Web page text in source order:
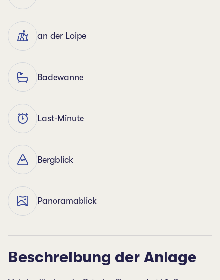
an der Loipe
Badewanne
Last-Minute
Bergblick
Panoramablick
Beschreibung der Anlage